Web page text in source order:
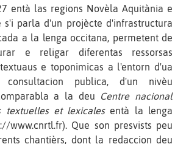
entà las regions Novèla Aquitània e
s'i parla d'un projècte d'infrastructura
a la lenga occitana, permetent de
e religar diferentas ressorsas
e toponimicas a l'entorn d'ua
publica, d'un nivèu
a la deu Centre nacional
textuelles et lexicalesentà la lenga
www.cnrtl.fr). Que son presvists peu
chantièrs, dont la redaccion deu